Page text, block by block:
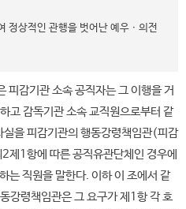
정상적인 관행을 벗어난 예우ㆍ의전
피감기관 소속 공직자는 그 이행을 거
고 감독기관 소속 교직원으로부터 같
실을 피감기관의 행동강령책임관(피감
2제1항에 따른 공직유관단체인 경우에
는 직원을 말한다. 이하 이 조에서 같
강령책임관은 그 요구가 제1항 각 호